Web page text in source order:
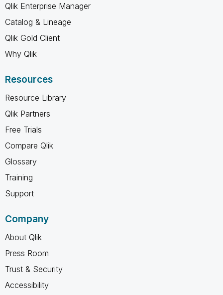
Qlik Enterprise Manager
Catalog & Lineage
Qlik Gold Client
Why Qlik
Resources
Resource Library
Qlik Partners
Free Trials
Compare Qlik
Glossary
Training
Support
Company
About Qlik
Press Room
Trust & Security
Accessibility